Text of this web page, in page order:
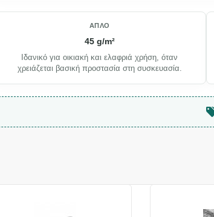
ΑΠΛΌ
45 g/m²
Ιδανικό για οικιακή και ελαφριά χρήση, όταν
χρειάζεται βασική προστασία στη συσκευασία.